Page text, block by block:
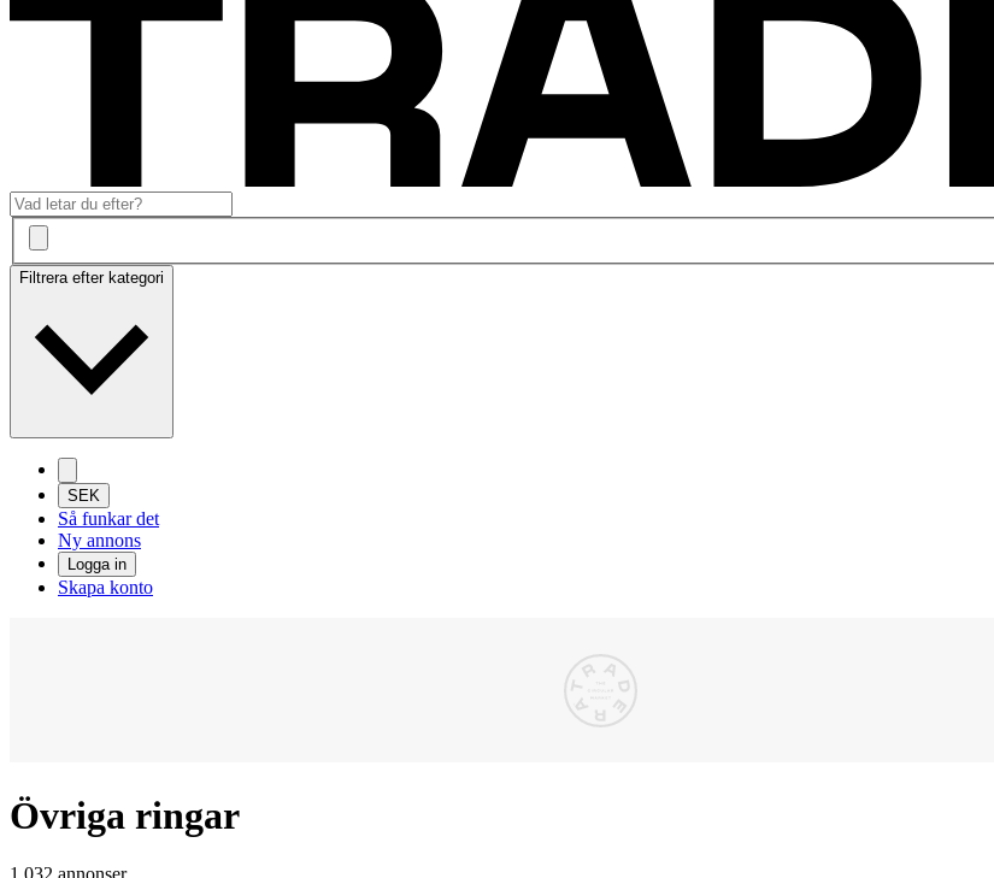
Filtrera efter kategori
SEK
Så funkar det
Ny annons
Logga in
Skapa konto
Övriga ringar